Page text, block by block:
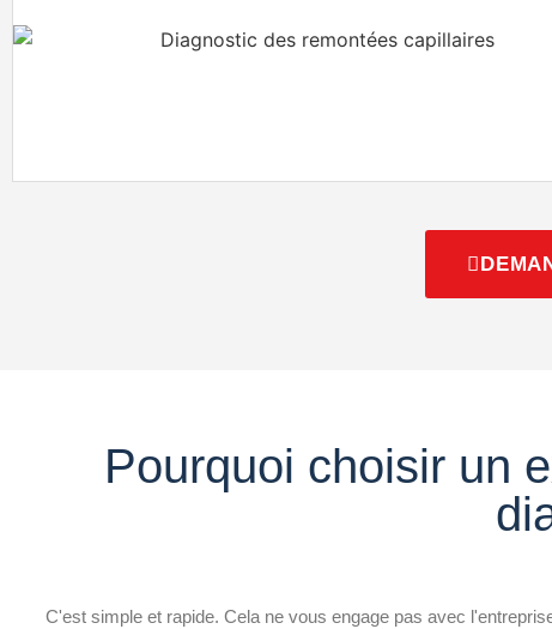
Pourquoi choisir un
C'est simple et rapide. Cela ne vous engage pas avec